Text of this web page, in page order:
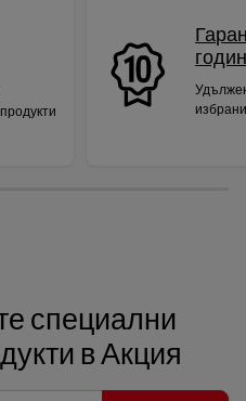
специални
в Акция